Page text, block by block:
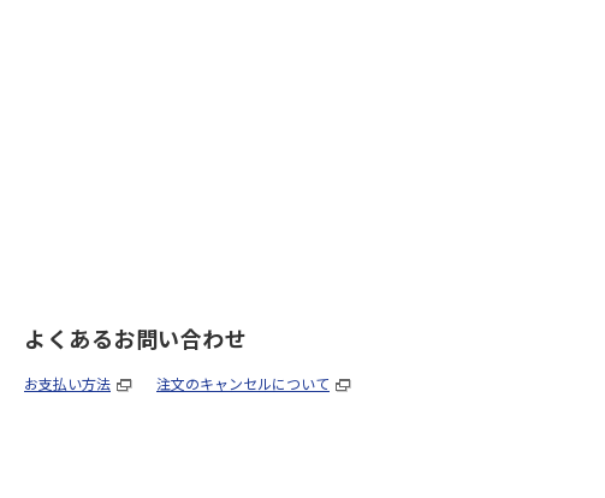
よくあるお問い合わせ
お支払い方法 注文のキャンセルについて